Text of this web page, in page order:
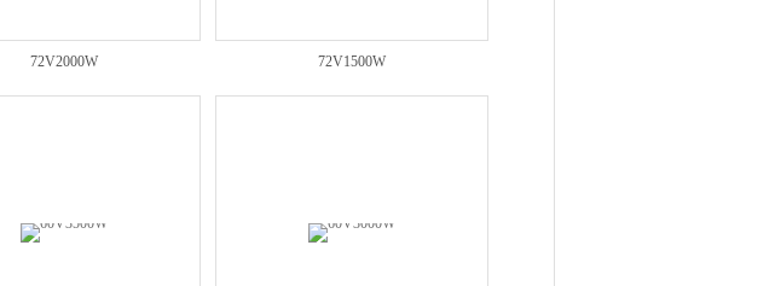
72V2000W 72V1500W